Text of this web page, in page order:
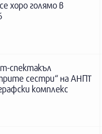
хоро голямо в
спектакъл
сестри“ на АНПТ
комплекс